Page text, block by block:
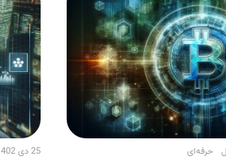
حرفه‌ای 25 دی 1402